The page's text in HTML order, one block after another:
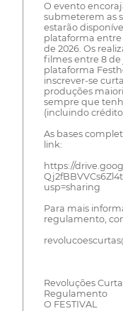
O evento
submeterem as
estarão
plataforma entre
de 2026. Os
filmes entre 8 de
plataforma
inscrever-se
produções
sempre que
(incluindo
As bases
link:
https://
usp=sharing
Para mais
regulamento,
Revoluções
Regulamento
O FESTIVAL